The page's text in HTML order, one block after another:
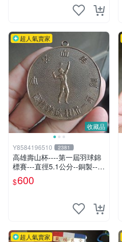
收藏品
超人氣賣家
Y8584196510 2381
高雄壽山杯----第一屆羽球錦
標賽---直徑5.1公分--銅製--黨
政軍眷
$600
超人氣賣家